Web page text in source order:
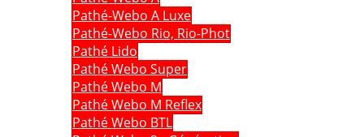
Pathé-Webo A Luxe
Pathé-Webo Rio, Rio-Phot
Pathé Lido
Pathé Webo Super
Pathé Webo M
Pathé Webo M Reflex
Pathé Webo BTL